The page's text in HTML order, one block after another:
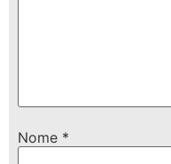
Nome *